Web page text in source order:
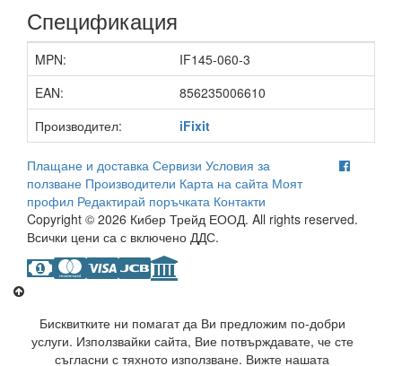
Спецификация
MPN:
IF145-060-3
EAN:
856235006610
Производител:
iFixit
Плащане и доставка Сервизи Условия за
ползване Производители Карта на сайта Моят
профил Редактирай поръчката Контакти
Copyright © 2026 Кибер Трейд ЕООД. All rights reserved.
Всички цени са с включено ДДС.
Бисквитките ни помагат да Ви предложим по-добри
услуги. Използвайки сайта, Вие потвърждавате, че сте
съгласни с тяхното използване. Вижте нашата